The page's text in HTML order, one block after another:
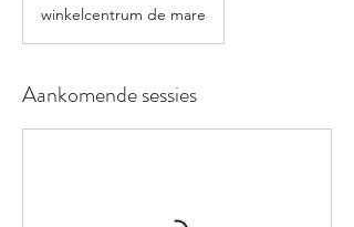
winkelcentrum de mare
Aankomende sessies